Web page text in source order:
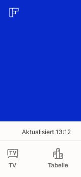
TV Tabelle
Aktualisiert 13:12